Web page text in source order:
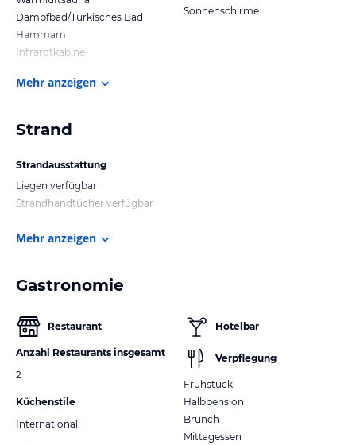
Dampfbad/Türkisches Bad
Hammam
Infrarotkabine
Sonnenschirme
Mehr anzeigen
Strand
Strandausstattung
Liegen verfügbar
Strandhandtücher verfügbar
Mehr anzeigen
Gastronomie
Restaurant
Anzahl Restaurants insgesamt
2
Küchenstile
International
Hotelbar
Verpflegung
Frühstück
Halbpension
Brunch
Mittagessen